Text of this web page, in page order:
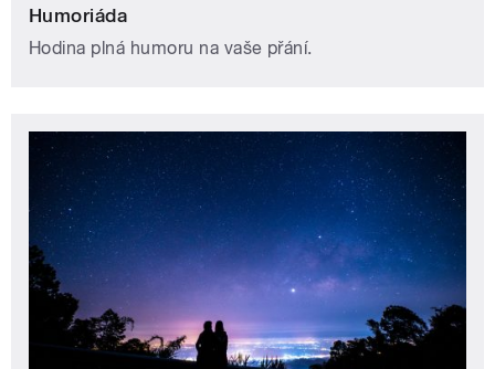
Humoriáda
Hodina plná humoru na vaše přání.